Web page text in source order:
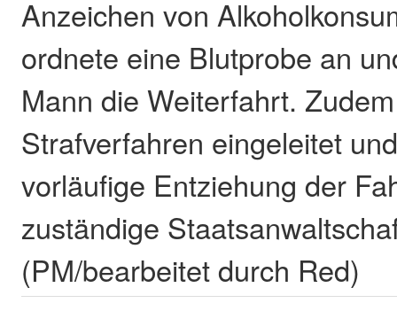
Anzeichen von
ordnete eine Blutprobe an
Mann die Weiterfahrt.
Strafverfahren eingeleitet
vorläufige Entziehung der
zuständige
(PM/bearbeitet durch Red)